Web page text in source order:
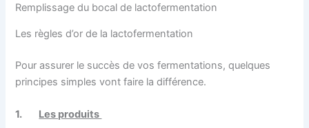
Remplissage du bocal de lactofermentation
Les règles d’or de la lactofermentation
Pour assurer le succès de vos fermentations, quelques
principes simples vont faire la différence.
1. Les produits